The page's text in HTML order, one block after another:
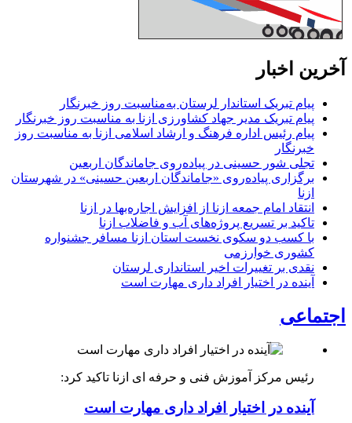
آخرین اخبار
پیام تبریک استاندار لرستان به‌مناسبت روز خبرنگار
پیام تبریک مدیر جهاد کشاورزی ازنا به مناسبت روز خبرنگار
پیام رئیس اداره فرهنگ و ارشاد اسلامی ازنا به مناسبت روز
خبرنگار
تجلی شور حسینی در پیاده‌روی جاماندگان اربعین
برگزاری پیاده‌روی «جاماندگان اربعین حسینی» در شهرستان
ازنا
انتقاد امام جمعه ازنا از افزایش اجاره‌بها در ازنا
تاکید بر تسریع پروژه‌های آب و فاضلاب ازنا
با کسب دو سکوی نخست استان ازنا مسافر جشنواره
کشوری خوارزمی
نقدی بر تغییرات اخیر استانداری لرستان
آینده در اختیار افراد داری مهارت است
اجتماعی
رئیس مرکز آموزش فنی و حرفه ای ازنا تاکید کرد:
آینده در اختیار افراد داری مهارت است